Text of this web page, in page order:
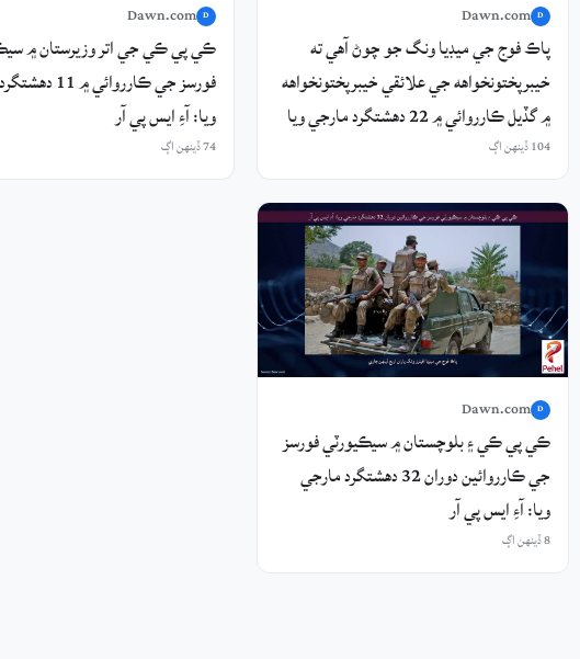
D
Dawn.com
پاڪ فوج جي ميڊيا ونگ جو چوڻ آهي ته
خيبرپختونخواهه جي علائقي خيبرپختونخواهه
۾ گڏيل ڪارروائي ۾ 22 دهشتگرد مارجي ويا
104 ڏينهن اڳ
D
Dawn.com
ڪي پي ڪي جي اتر وزيرستان ۾
فورسز جي
ويا: آءِ ايس پي آر
74 ڏينهن اڳ
D
Dawn.com
ڪي پي ڪي ۽ بلوچستان ۾ سيڪيورٽي فورسز
جي ڪارروائين دوران 32 دهشتگرد مارجي
ويا: آءِ ايس پي آر
8 ڏينهن اڳ